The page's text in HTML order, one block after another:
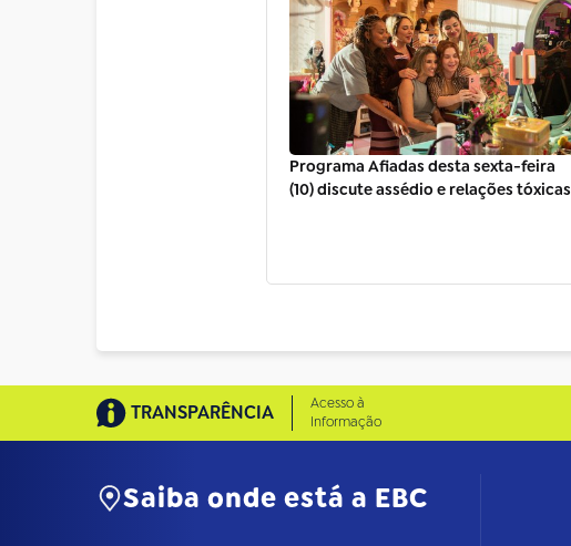
Programa Afiadas desta sexta-feira
(10) discute assédio e relações tóxicas
TRANSPARÊNCIA
Acesso à
Informação
Saiba onde está a EBC